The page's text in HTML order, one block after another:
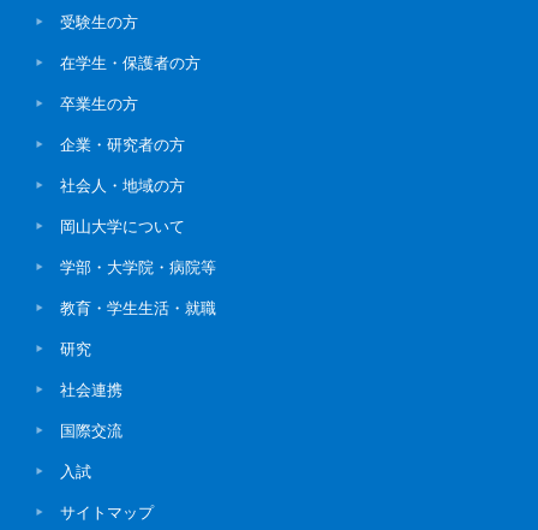
受験生の方
在学生・保護者の方
卒業生の方
企業・研究者の方
社会人・地域の方
岡山大学について
学部・大学院・病院等
教育・学生生活・就職
研究
社会連携
国際交流
入試
サイトマップ